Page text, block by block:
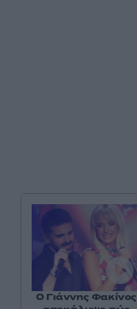
Ο Γιάννης Φακίνος